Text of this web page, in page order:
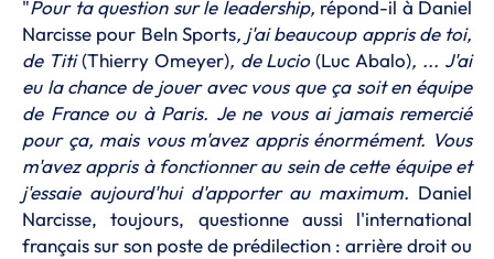
"Pour ta question sur le leadership, répond-il à Daniel
Narcisse pour BeIn Sports, j'ai beaucoup appris de toi,
de Titi(Thierry Omeyer), de Lucio(Luc Abalo), ... J'ai
eu la chance de jouer avec vous que ça soit en équipe
de France ou à Paris. Je ne vous ai jamais remercié
pour ça, mais vous m'avez appris énormément. Vous
m'avez appris à fonctionner au sein de cette équipe et
j'essaie aujourd'hui d'apporter au maximum. Daniel
Narcisse, toujours, questionne aussi l'international
français sur son poste de prédilection : arrière droit ou